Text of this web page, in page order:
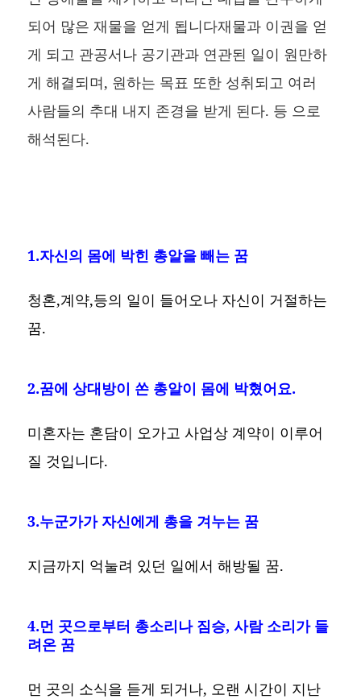
되어 많은 재물을 얻게 됩니다재물과 이권을 얻
게 되고 관공서나 공기관과 연관된 일이 원만하
게 해결되며, 원하는 목표 또한 성취되고 여러
사람들의 추대 내지 존경을 받게 된다. 등 으로
해석된다.
1.자신의 몸에 박힌 총알을 빼는 꿈
청혼,계약,등의 일이 들어오나 자신이 거절하는
꿈.
2.꿈에 상대방이 쏜 총알이 몸에 박혔어요.
미혼자는 혼담이 오가고 사업상 계약이 이루어
질 것입니다.
3.누군가가 자신에게 총을 겨누는 꿈
지금까지 억눌려 있던 일에서 해방될 꿈.
4.먼 곳으로부터 총소리나 짐승, 사람 소리가 들
려온 꿈
먼 곳의 소식을 듣게 되거나, 오랜 시간이 지난